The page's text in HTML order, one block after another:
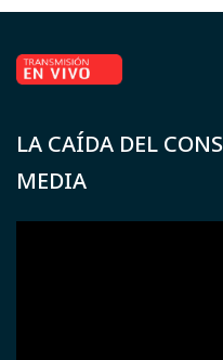
LA CAÍDA DEL
MEDIA